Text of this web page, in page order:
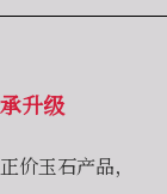
升级
价玉石产品，